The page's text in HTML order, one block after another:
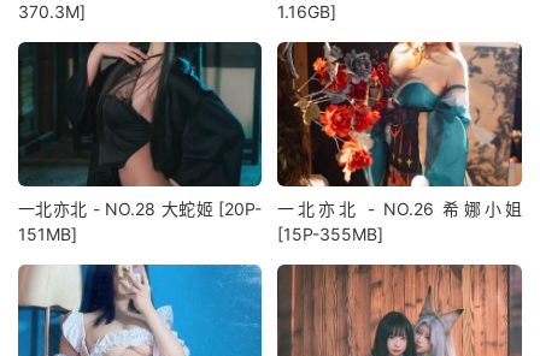
370.3M]
1.16GB]
一北亦北 - NO.28 大蛇姬 [20P-
151MB]
一北亦北 - NO.26 希娜小姐
[15P-355MB]